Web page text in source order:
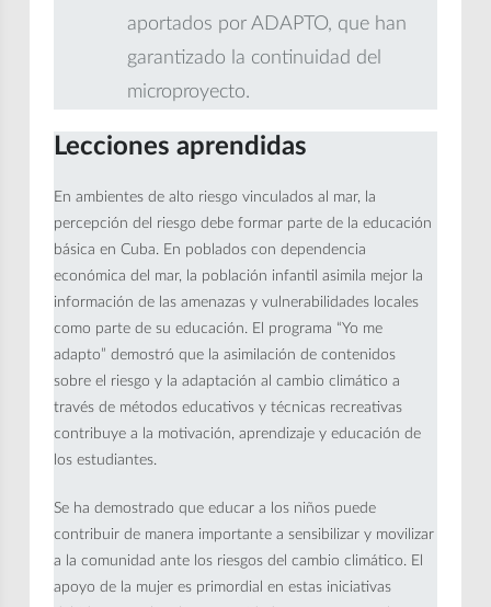
aportados por ADAPTO, que han
garantizado la continuidad del
microproyecto.
Lecciones aprendidas
En ambientes de alto riesgo vinculados al mar, la
percepción del riesgo debe formar parte de la educación
básica en Cuba. En poblados con dependencia
económica del mar, la población infantil asimila mejor la
información de las amenazas y vulnerabilidades locales
como parte de su educación. El programa “Yo me
adapto” demostró que la asimilación de contenidos
sobre el riesgo y la adaptación al cambio climático a
través de métodos educativos y técnicas recreativas
contribuye a la motivación, aprendizaje y educación de
los estudiantes.
Se ha demostrado que educar a los niños puede
contribuir de manera importante a sensibilizar y movilizar
a la comunidad ante los riesgos del cambio climático. El
apoyo de la mujer es primordial en estas iniciativas